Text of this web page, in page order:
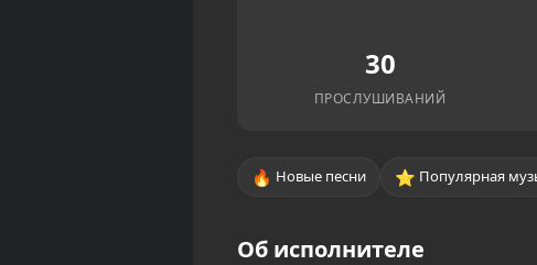
30
ПРОСЛУШИВАНИЙ
🔥 Новые песни ⭐ Популярная
Об исполнителе